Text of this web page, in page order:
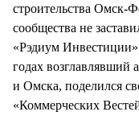
строительства Омск-
сообщества не
«Рэдиум
годах возглавлявший
и Омска, поделился
«Коммерческих